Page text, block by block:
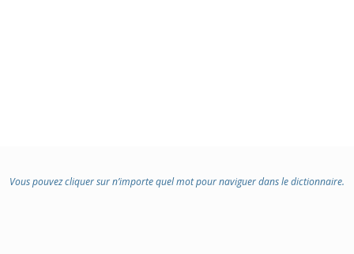
Vous pouvez cliquer sur n’importe quel mot pour naviguer dans le dictionnaire.